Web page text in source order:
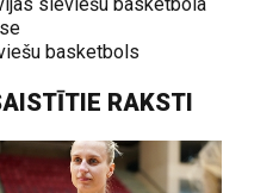
basketbols
RAKSTI